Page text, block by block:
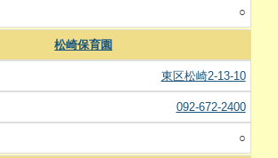
○
松崎保育園
東区松崎2-13-10
092-672-2400
○